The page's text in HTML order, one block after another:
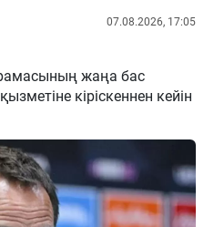
07.08.2026, 17:05
жаңа бас
кіріскеннен кейін